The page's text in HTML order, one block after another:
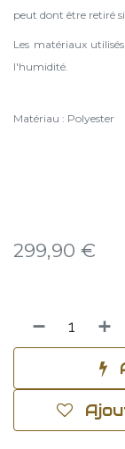
peut dont être retiré si
Les matériaux
l'humidité.
Matériau : Polyester
299,90 €